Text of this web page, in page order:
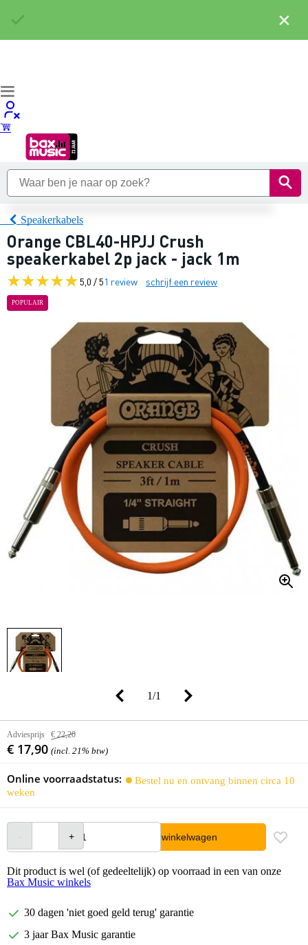
Speakerkabels
Orange CBL40-HPJJ Crush
speakerkabel 2p jack - jack 1m
5,0 / 51 review schrijf een review
POPULAIR
1/1
Adviesprijs € 22,20
€ 17,90 (incl. 21% btw)
Online voorraadstatus:
Bestel nu en ontvang binnen circa 10
weken
In winkelwagen
Dit product is wel (of gedeeltelijk) op voorraad in een van onze
Bax Music winkels
30 dagen 'niet goed geld terug' garantie
3 jaar Bax Music garantie
×